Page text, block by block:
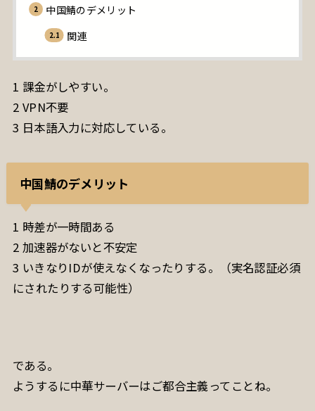
中国鯖のデメリット
関連
1 課金がしやすい。
2 VPN不要
3 日本語入力に対応している。
中国鯖のデメリット
1 時差が一時間ある
2 加速器がないと不安定
3 いきなりIDが使えなくなったりする。（実名認証必須
にされたりする可能性）
である。
ようするに中華サーバーはご都合主義ってことね。